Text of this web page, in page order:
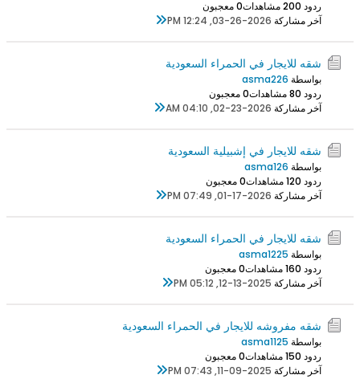
ردود 0
20 مشاهدات
0 معجبون
آخر مشاركة 03-26-2026, 12:24 PM
شقه للايجار في الحمراء السعودية
بواسطة asma226
ردود 0
8 مشاهدات
0 معجبون
آخر مشاركة 02-23-2026, 04:10 AM
شقه للايجار في إشبيلية السعودية
بواسطة asma126
ردود 0
12 مشاهدات
0 معجبون
آخر مشاركة 01-17-2026, 07:49 PM
شقه للايجار في الحمراء السعودية
بواسطة asma1225
ردود 0
16 مشاهدات
0 معجبون
آخر مشاركة 12-13-2025, 05:12 PM
شقه مفروشه للايجار في الحمراء السعودية
بواسطة asma1125
ردود 0
15 مشاهدات
0 معجبون
آخر مشاركة 11-09-2025, 07:43 PM